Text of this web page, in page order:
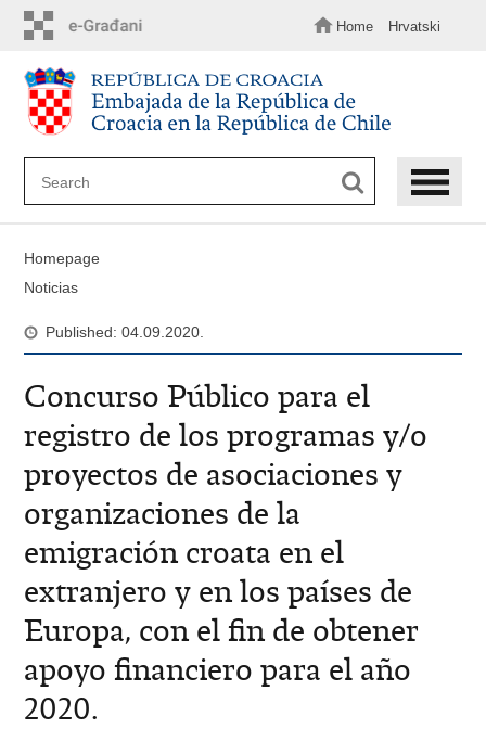
content
Home Hrvatski
Homepage
Noticias
Published: 04.09.2020.
Concurso Público para el
registro de los programas y/o
proyectos de asociaciones y
organizaciones de la
emigración croata en el
extranjero y en los países de
Europa, con el fin de obtener
apoyo financiero para el año
2020.